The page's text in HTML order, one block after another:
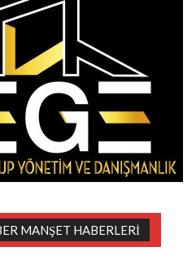
MANŞET HABERLERI